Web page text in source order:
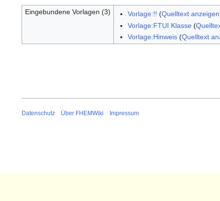
Eingebundene Vorlagen (3) Vorlage:!! (Quelltext anzeigen
Vorlage:FTUI Klasse(
Vorlage:Hinweis(Quelltext
Datenschutz Über FHEMWiki Impressum